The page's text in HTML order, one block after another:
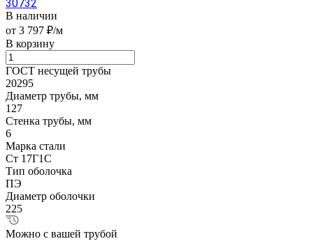
30732
В наличии
от 3 797 ₽/м
В корзину
ГОСТ несущей трубы
20295
Диаметр трубы, мм
127
Стенка трубы, мм
6
Марка стали
Ст 17Г1С
Тип оболочка
ПЭ
Диаметр оболочки
225
Можно с вашей трубой